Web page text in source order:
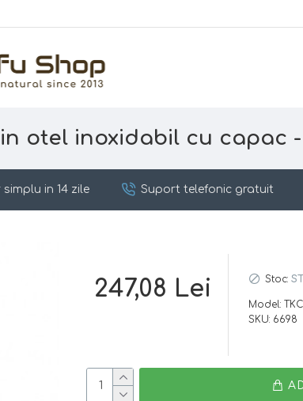
otel inoxidabil cu capac
simplu in 14 zile Suport telefonic gratuit
247,08 Lei Stoc:
Model:
SKU: 6698